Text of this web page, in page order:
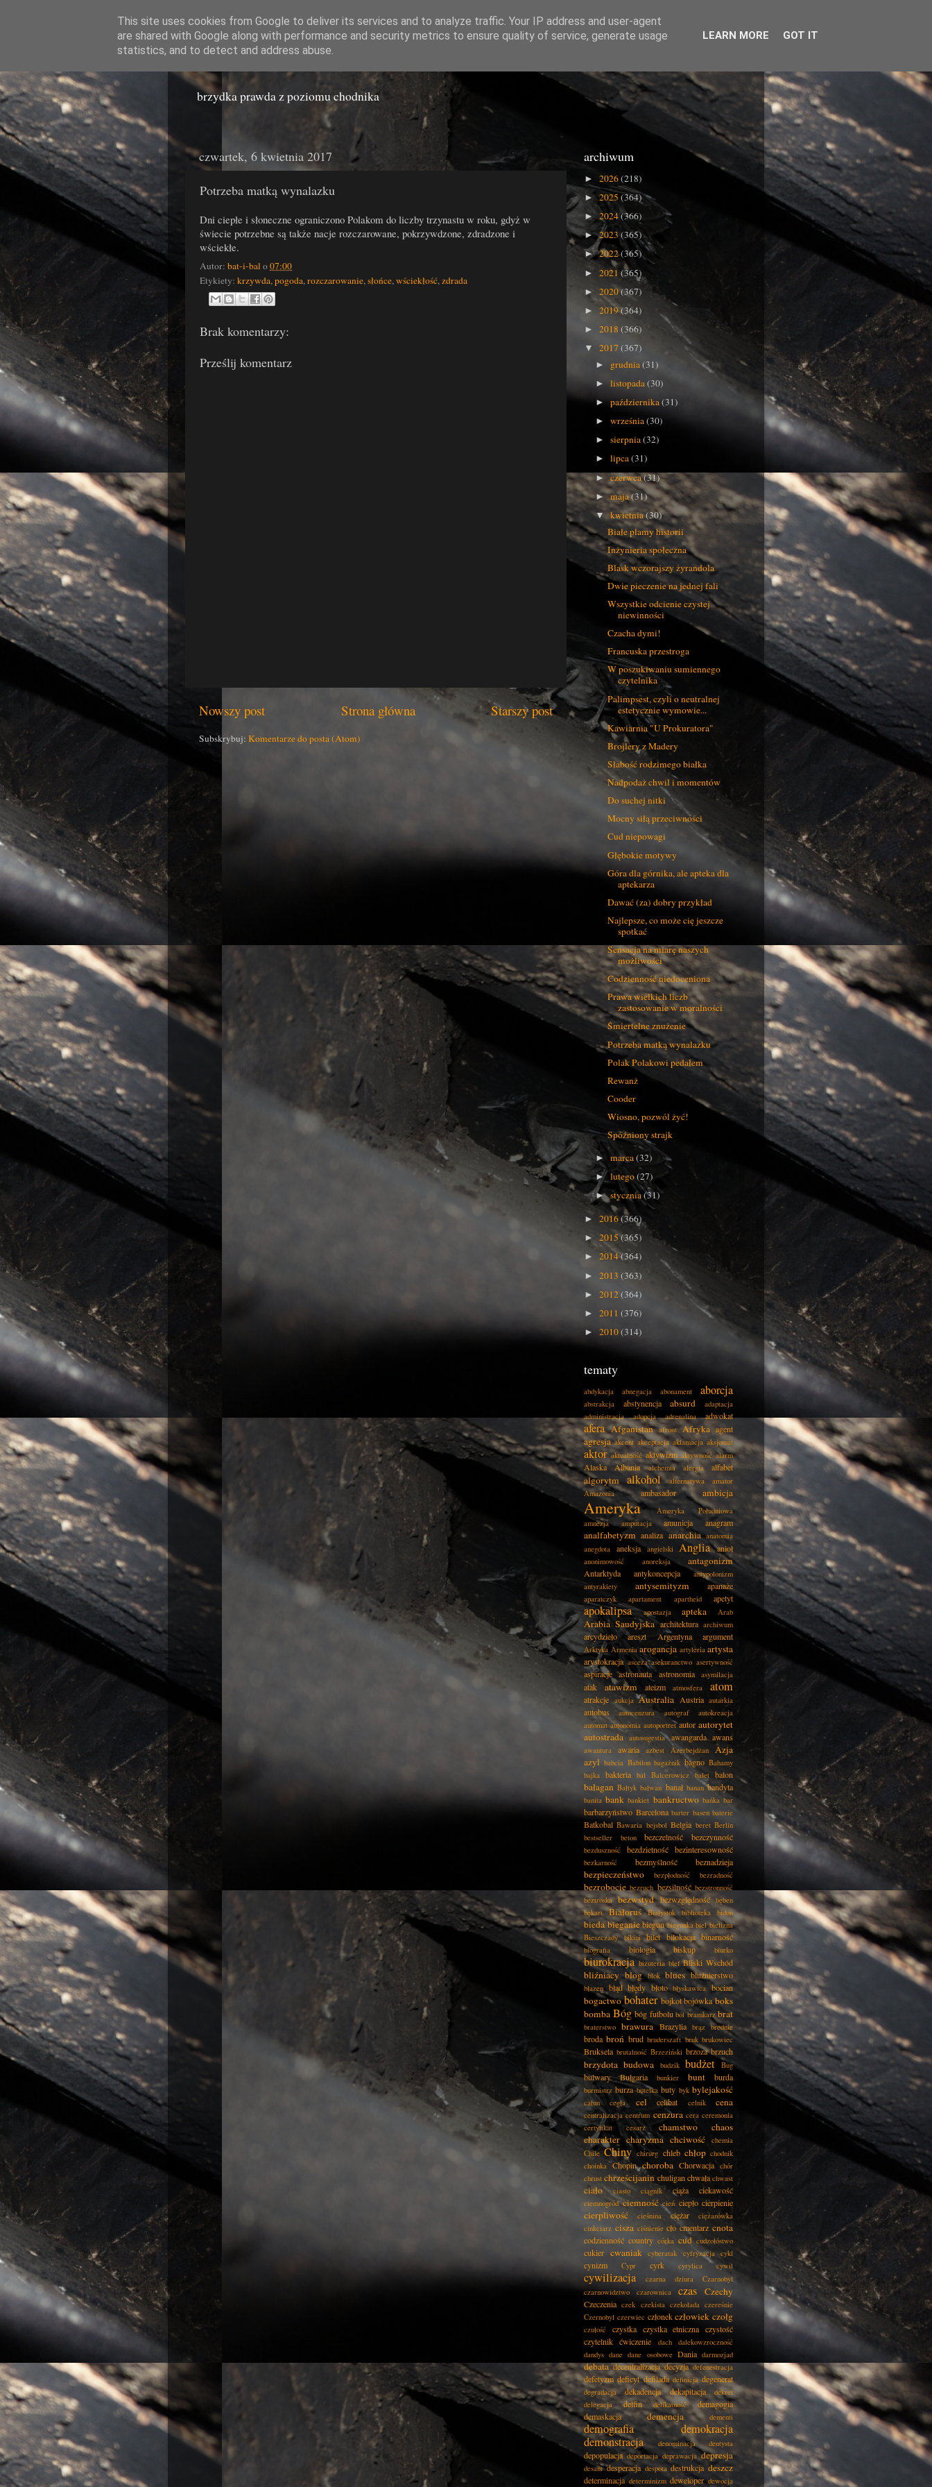
Miasto Gówna
brzydka prawda z poziomu chodnika
czwartek, 6 kwietnia 2017
Potrzeba matką wynalazku
Dni ciepłe i słoneczne ograniczono Polakom do liczby trzynastu w roku, gdyż w
świecie potrzebne są także nacje rozczarowane, pokrzywdzone, zdradzone i
wściekłe.
Autor: bat-i-bal o07:00
Etykiety: krzywda, pogoda, rozczarowanie, słońce, wściekłość, zdrada
Brak komentarzy:
Prześlij komentarz
Nowszy post Starszy post
Strona główna
Subskrybuj: Komentarze do posta (Atom)
archiwum
► 2026(218)
►2025(364)
► 2024(366)
►2023(365)
►2022(365)
► 2021(365)
► 2020(367)
► 2019(364)
► 2018 (366)
▼ 2017 (367)
► grudnia(31)
►listopada(30)
►października(31)
►września(30)
►sierpnia(32)
►lipca(31)
►czerwca(31)
►maja(31)
▼kwietnia(30)
Białe plamy historii
Inżynieria społeczna
Blask wczorajszy żyrandola
Dwie pieczenie na jednej fali
Wszystkie odcienie czystej
niewinności
Czacha dymi!
Francuska przestroga
W poszukiwaniu sumiennego
czytelnika
Palimpsest, czyli o neutralnej
estetycznie wymowie...
Kawiarnia "U Prokuratora"
Brojlery z Madery
Słabość rodzimego białka
Nadpodaż chwil i momentów
Do suchej nitki
Mocny siłą przeciwności
Cud niepowagi
Głębokie motywy
Góra dla górnika, ale apteka dla
aptekarza
Dawać (za) dobry przykład
Najlepsze, co może cię jeszcze
spotkać
Sensacja na miarę naszych
możliwości
Codzienność niedoceniona
Prawa wielkich liczb
zastosowanie w moralności
Śmiertelne znużenie
Potrzeba matką wynalazku
Polak Polakowi pedałem
Rewanż
Cooder
Wiosno, pozwól żyć!
Spóźniony strajk
►marca(32)
►lutego(27)
►stycznia(31)
► 2016(366)
► 2015(365)
► 2014(364)
► 2013 (363)
► 2012(364)
► 2011 (376)
► 2010(314)
tematy
abdykacja abnegacja abonament aborcja
abstrakcja abstynencja absurd
adaptacja
administracja
adopcja adrenalina adwokat
afera Afganistan afront Afryka agent
agresja akcent akceptacja aklamacja aksjomat
aktor aktualność aktywizm aktywność alarm
Alaska Albania alchemia alergia alfabet
algorytm alkohol alternatywa
amator
Amazonia
ambasador ambicja
Ameryka
Ameryka Południowa
amnezja
amputacja amunicja anagram
analfabetyzm analiza anarchia anatomia
anegdota
aneksja angielski Anglia anioł
anonimowość anoreksja antagonizm
Antarktyda antykoncepcja
antypolonizm
antyrakiety
antysemityzm apanaże
aparatczyk apartament apartheid apetyt
apokalipsa apostazja apteka Arab
Arabia Saudyjska architektura archiwum
arcydzieło areszt Argentyna argument
Arktyka Armenia arogancja artyleria artysta
arystokracja asceza asekuranctwo asertywność
aspiracje astronauta astronomia asymilacja
atak atawizm ateizm atmosfera atom
atrakcje aukcja Australia Austria autarkia
autobus autocenzura autograf
autokreacja
automat autonomia autoportret autor autorytet
autostrada autosugestia awangarda awans
awantura awaria azbest Azerbejdżan
Azja
azyl babcia Babilon bagażnik bagno Bahamy
bajka bakteria bal Balcerowicz balet balon
bałagan Bałtyk bałwan banał banan bandyta
banita bank bankiet bankructwo bańka bar
barbarzyństwo Barcelona barter basen baterie
Batkobal Bawaria bejsbol Belgia beret Berlin
bestseller
beton bezczelność bezczynność
bezduszność bezdzietność bezinteresowność
bezkarność bezmyślność beznadzieja
bezpieczeństwo bezpłodność bezradność
bezrobocie bezruch bezsilność bezstronność
beztroska bezwstyd bezwzględność bęben
bękart
Białoruś Białystok biblioteka bidon
bieda bieganie biegun biegunka biel bielizna
Bieszczady
bikini bilet bilokacja binarność
biografia biologia biskup biurko
biurokracja biżuteria blef Bliski Wschód
bliźniacy blog blok blues bluźnierstwo
błazen błąd błędy błoto błyskawica bocian
bogactwo bohater bojkot bojówka boks
bomba Bóg bóg futbolu ból bramkarz brat
braterstwo brawura Brazylia brąz brednie
broda broń brud bruderszaft bruk brukowiec
Bruksela brutalność Brzeziński brzoza brzuch
brzydota budowa budzik budżet Bug
bulwary Bułgaria bunkier bunt burda
burmistrz burza butelka buty byk bylejakość
całun cegła cel celibat celnik cena
centralizacja centrum cenzura cera ceremonia
certyfikat
cesarz chamstwo
chaos
charakter charyzma chciwość
chemia
Chile Chiny chirurg chleb chłop chodnik
choinka Chopin choroba Chorwacja chór
chrust chrześcijanin chuligan chwała chwast
ciało ciasto ciągnik ciąża ciekawość
ciemnogród ciemność cień ciepło cierpienie
cierpliwość cieśnina ciężar
ciężarówka
cinkciarz cisza ciśnienie cło cmentarz cnota
codzienność country córka cud cudzołóstwo
cukier cwaniak cyberatak cyfryzacja cykl
cynizm Cypr cyrk cyrylica cywil
cywilizacja czarna dziura
Czarnobyl
czarnowidztwo
czarownica czas Czechy
Czeczenia czek czekista czekolada czereśnie
Czernobyl czerwiec członek człowiek czołg
czułość czystka czystka etniczna czystość
czytelnik ćwiczenie dach
dalekowzroczność
dandys dane dane osobowe Dania darmozjad
debata decentralizacja decyzja defenestracja
defetyzm deficyt defilada definicja degenerat
degradacja dekadencja dekapitacja
dekret
delegacja
delfin delikatność
demagogia
demaskacja
demencja dementi
demografia
demokracja
demonstracja
denominacja dentysta
depopulacja deportacja deprawacja depresja
desant desperacja despota destrukcja deszcz
determinacja determinizm deweloper dewocja
This site uses cookies from Google to deliver its services and to analyze traffic. Your IP address and user-agent
are shared with Google along with performance and security metrics to ensure quality of service, generate usage
statistics, and to detect and address abuse.
LEARN MORE GOT IT